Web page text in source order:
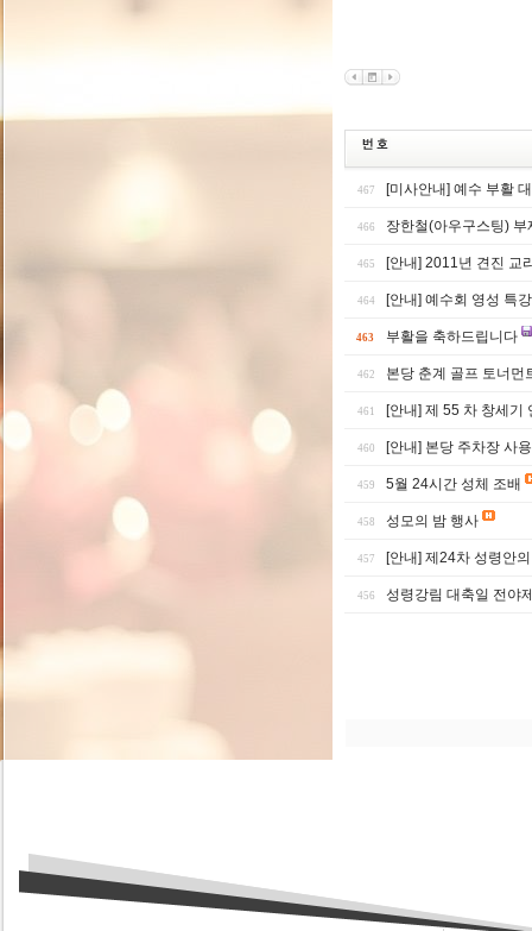
467 [미사안내] 예수 부활
466 장한철(아우구스팅) 부
465 [안내] 2011년 견진 교
464 [안내] 예수회 영성 특강
463 부활을 축하드립니다
462 본당 춘계 골프 토너먼
461 [안내] 제 55 차 창세기
460 [안내] 본당 주차장 사용
459 5월 24시간 성체 조배
458 성모의 밤 행사
457 [안내] 제24차 성령안
456 성령강림 대축일 전야